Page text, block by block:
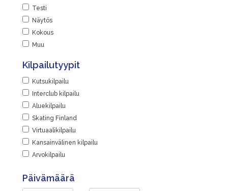
Testi
Näytös
Kokous
Muu
Kilpailutyypit
Kutsukilpailu
Interclub kilpailu
Aluekilpailu
Skating Finland
Virtuaalikilpailu
Kansainvälinen kilpailu
Arvokilpailu
Päivämäärä